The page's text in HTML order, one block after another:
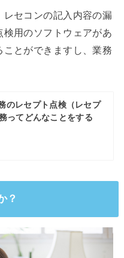
セコンの記入内容の漏
用のソフトウェアがあ
とができますし、業務
のレセプト点検（レセプ
ってどんなことをする
？